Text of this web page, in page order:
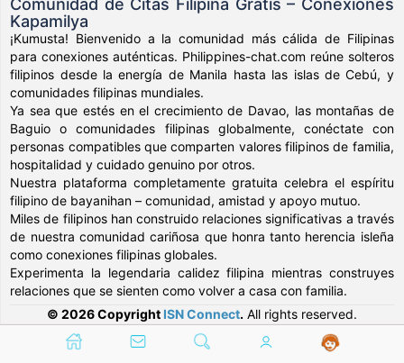
Comunidad de Citas Filipina Gratis – Conexiones
Kapamilya
¡Kumusta! Bienvenido a la comunidad más cálida de Filipinas
para conexiones auténticas. Philippines-chat.com reúne solteros
filipinos desde la energía de Manila hasta las islas de Cebú, y
comunidades filipinas mundiales.
Ya sea que estés en el crecimiento de Davao, las montañas de
Baguio o comunidades filipinas globalmente, conéctate con
personas compatibles que comparten valores filipinos de familia,
hospitalidad y cuidado genuino por otros.
Nuestra plataforma completamente gratuita celebra el espíritu
filipino de bayanihan – comunidad, amistad y apoyo mutuo.
Miles de filipinos han construido relaciones significativas a través
de nuestra comunidad cariñosa que honra tanto herencia isleña
como conexiones filipinas globales.
Experimenta la legendaria calidez filipina mientras construyes
relaciones que se sienten como volver a casa con familia.
© 2026 Copyright ISN Connect. All rights reserved.